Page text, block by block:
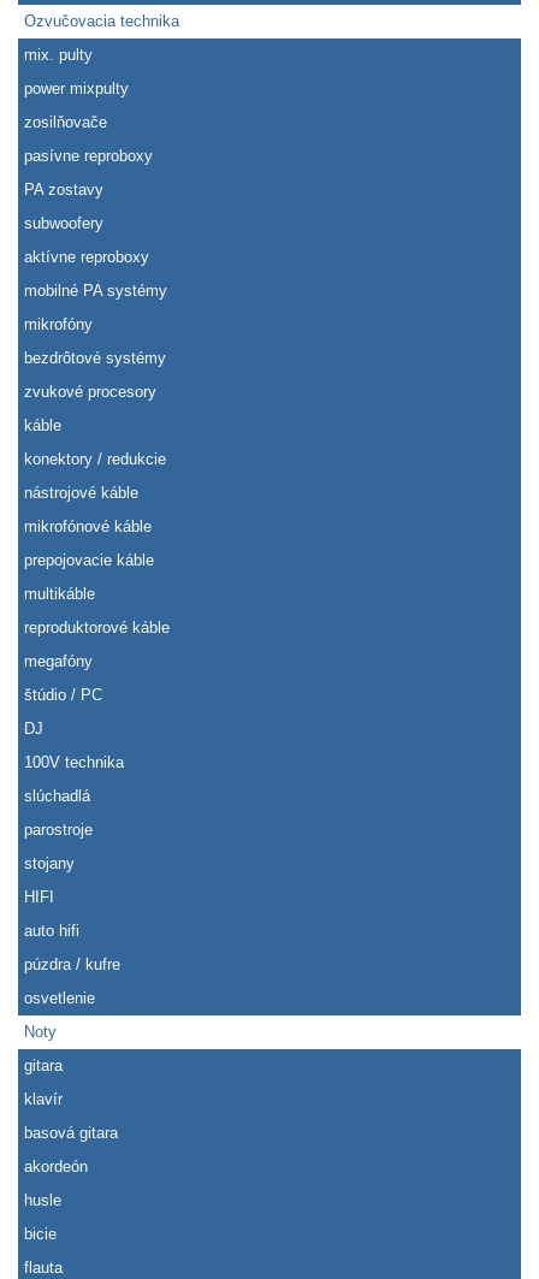
Ozvučovacia technika
mix. pulty
power mixpulty
zosilňovače
pasívne reproboxy
PA zostavy
subwoofery
aktívne reproboxy
mobilné PA systémy
mikrofóny
bezdrôtové systémy
zvukové procesory
káble
konektory / redukcie
nástrojové káble
mikrofónové káble
prepojovacie káble
multikáble
reproduktorové káble
megafóny
štúdio / PC
DJ
100V technika
slúchadlá
parostroje
stojany
HIFI
auto hifi
púzdra / kufre
osvetlenie
Noty
gitara
klavír
basová gitara
akordeón
husle
bicie
flauta